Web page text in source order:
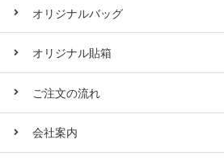
オリジナルバッグ
オリジナル貼箱
ご注文の流れ
会社案内